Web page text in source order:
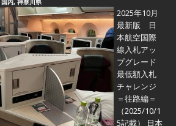
国内, 神奈川県
2025年10月
最新版 日
本航空国際
線入札アッ
プグレード
最低額入札
チャレンジ
＝往路編＝
（2025/10/1
5記載） 日本